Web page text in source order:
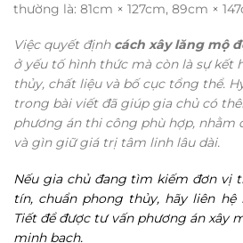
thường là: 81cm × 127cm, 89cm ×
Việc quyết định cách xây lăng mộ
ở yếu tố hình thức mà còn là sự kết
thủy, chất liệu và bố cục tổng thể.
trong bài viết đã giúp gia chủ có
phương án thi công phù hợp,
và gìn giữ giá trị tâm linh lâu dài.
Nếu gia chủ đang tìm kiếm đơn vị
tín, chuẩn phong thủy, hãy liên
Tiết để được tư vấn phương án xây
minh bạch.